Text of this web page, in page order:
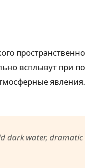
всплывут при
dark water,